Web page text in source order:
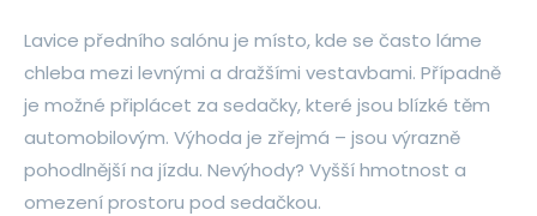
Lavice předního salónu je místo, kde se často láme
chleba mezi levnými a dražšími vestavbami. Případně
je možné připlácet za sedačky, které jsou blízké těm
automobilovým. Výhoda je zřejmá – jsou výrazně
pohodlnější na jízdu. Nevýhody? Vyšší hmotnost a
omezení prostoru pod sedačkou.